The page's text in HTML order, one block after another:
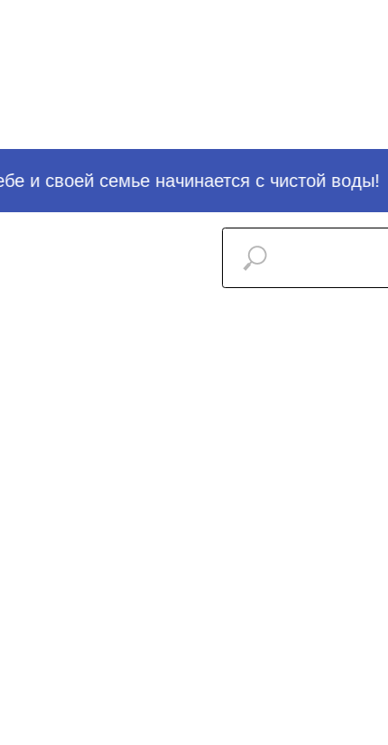
и своей семье начинается с чистой воды!